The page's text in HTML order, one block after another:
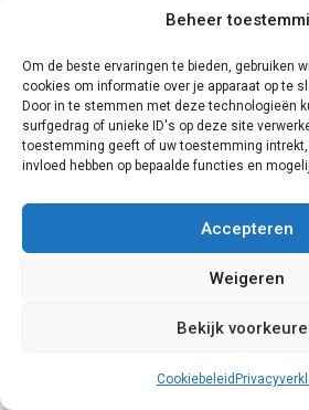
Beheer
Om de beste ervaringen te bieden, gebruiken
cookies om informatie over je apparaat op te
Door in te stemmen met deze technologieën
surfgedrag of unieke ID's op deze site
toestemming geeft of uw toestemming
invloed hebben op bepaalde functies en
Accepteren
Weigeren
Bekijk
Cookiebeleid
voortdurend laag blijven.
Finstral
kunststof schuifpuien is
onderwerp. Daarnaast is bij